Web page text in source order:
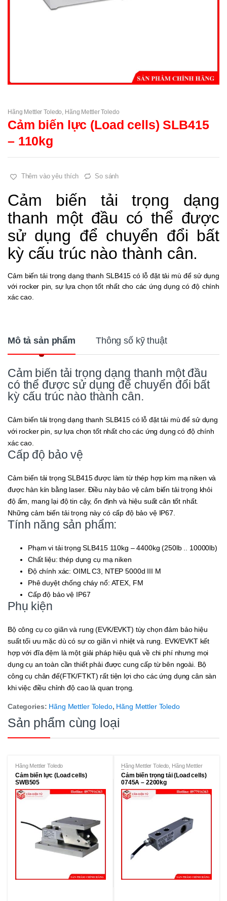
Hãng Mettler Toledo, Hãng Mettler Toledo
Cảm biến lực (Load cells) SLB415
– 110kg
Thêm vào yêu thích So sánh
Cảm biến tải trọng dạng
thanh một đầu có thể được
sử dụng để chuyển đổi bất
kỳ cấu trúc nào thành cân.
Cảm biến tải trọng dạng thanh SLB415 có lỗ đặt tải mù để sử dụng
với rocker pin, sự lựa chọn tốt nhất cho các ứng dụng có độ chính
xác cao.
Mô tả sản phẩm Thông số kỹ thuật
Cảm biến tải trọng dạng thanh một đầu
có thể được sử dụng để chuyển đổi bất
kỳ cấu trúc nào thành cân.
Cảm biến tải trọng dạng thanh SLB415 có lỗ đặt tải mù để sử dụng
với rocker pin, sự lựa chọn tốt nhất cho các ứng dụng có độ chính
xác cao.
Cấp độ bảo vệ
Cảm biến tải trọng SLB415 được làm từ thép hợp kim mạ niken và
được hàn kín bằng laser. Điều này bảo vệ cảm biến tải trọng khỏi
độ ẩm, mang lại độ tin cậy, ổn định và hiệu suất cân tốt nhất.
Những cảm biến tải trọng này có cấp độ bảo vệ IP67.
Tính năng sản phẩm:
Phạm vi tải trọng SLB415 110kg – 4400kg (250lb .. 10000lb)
Chất liệu: thép dụng cụ mạ niken
Độ chính xác: OIML C3, NTEP 5000d III M
Phê duyệt chống cháy nổ: ATEX, FM
Cấp độ bảo vệ IP67
Phụ kiện
Bộ công cụ co giãn và rung (EVK/EVKT) tùy chọn đảm bảo hiệu
suất tối ưu mặc dù có sự co giãn vì nhiệt và rung. EVK/EVKT kết
hợp với đĩa đệm là một giải pháp hiệu quả về chi phí nhưng mọi
dụng cụ an toàn cần thiết phải được cung cấp từ bên ngoài. Bộ
công cụ chân đế(FTK/FTKT) rất tiện lợi cho các ứng dụng cân sàn
khi việc điều chỉnh độ cao là quan trọng.
Categories: Hãng Mettler Toledo, Hãng Mettler Toledo
Sản phẩm cùng loại
Hãng Mettler Toledo
Cảm biến lực (Load cells)
SWB505
Hãng Mettler Toledo
Hãng Mettler
Toledo
Cảm biến trọng tải (Load cells)
0745A – 2200kg